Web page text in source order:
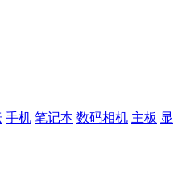
手机 笔记本 数码相机 主板 显